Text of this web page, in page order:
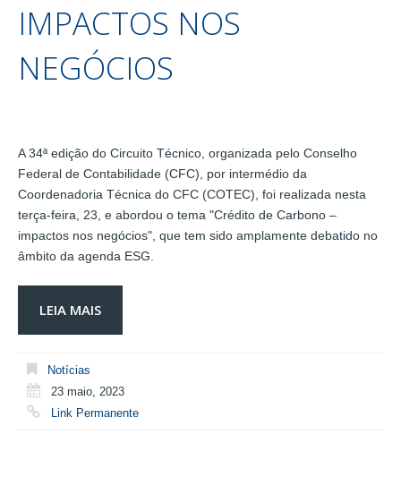
IMPACTOS NOS
NEGÓCIOS
A 34ª edição do Circuito Técnico, organizada pelo Conselho
Federal de Contabilidade (CFC), por intermédio da
Coordenadoria Técnica do CFC (COTEC), foi realizada nesta
terça-feira, 23, e abordou o tema "Crédito de Carbono –
impactos nos negócios", que tem sido amplamente debatido no
âmbito da agenda ESG.
LEIA MAIS
Notícias
23 maio, 2023
Link Permanente